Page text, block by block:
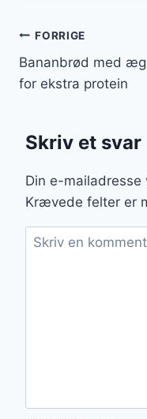
FORRIGE
Bananbrød med æg
for ekstra protein
Skriv et svar
Din e-mailadresse
Krævede felter er